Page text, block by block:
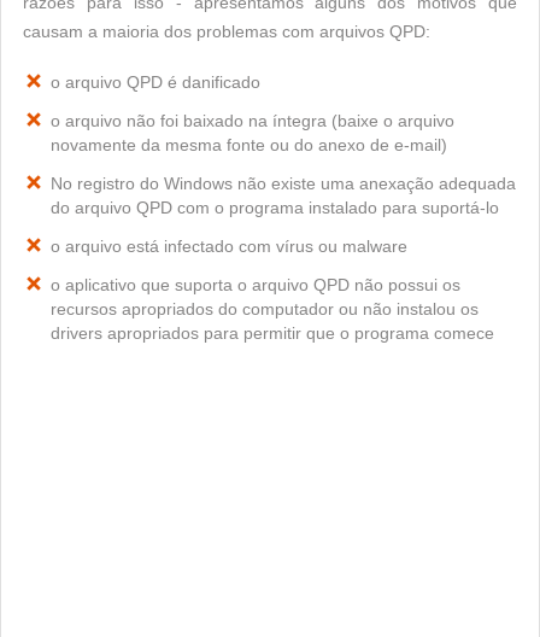
causam a maioria dos problemas com arquivos QPD:
o arquivo QPD é danificado
o arquivo não foi baixado na íntegra (baixe o arquivo
novamente da mesma fonte ou do anexo de e-mail)
No registro do Windows não existe uma anexação adequada
do arquivo QPD com o programa instalado para suportá-lo
o arquivo está infectado com vírus ou malware
o aplicativo que suporta o arquivo QPD não possui os
recursos apropriados do computador ou não instalou os
drivers apropriados para permitir que o programa comece